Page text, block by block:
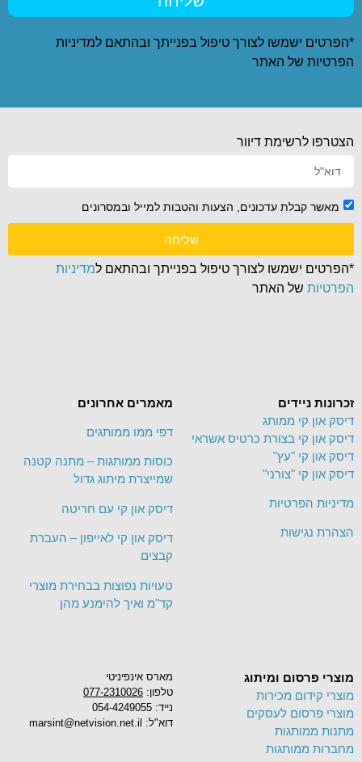
*הפרטים ישמשו לצורך טיפול בפנייתך ובהתאם למדיניות
הפרטיות של האתר
מארס אינפיניטי
טלפון: 077-2310026
נייד: 054-4249055
דוא"ל: marsint@netvision.net.il
מוצרי פרסום ומיתוג
מוצרי קידום מכירות
מוצרי פרסום לעסקים
מתנות ממותגות
מחברות ממותגות
מאמרים אחרונים
דפי ממו ממותגים
כוסות ממותגות – מתנה קטנה
שמייצרת מיתוג גדול
דיסק און קי עם חריטה
דיסק און קי לאייפון – העברת
קבצים
טעויות נפוצות בבחירת מוצרי
קד"מ ואיך להימנע מהן
זכרונות ניידים
דיסק און קי ממותג
דיסק און קי בצורת כרטיס אשראי
דיסק און קי "עץ"
דיסק און קי "צורני"
מדיניות הפרטיות
הצהרת נגישות
הצטרפו לרשימת דיוור
מאשר קבלת עדכונים, הצעות והטבות למייל ובמסרונים
שליחה
*הפרטים ישמשו לצורך טיפול בפנייתך ובהתאם למדיניות
הפרטיות של האתר